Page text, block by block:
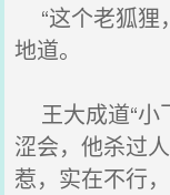
“这个老狐狸
地道。
王大成道“小
涩会，他杀过
惹，实在不行